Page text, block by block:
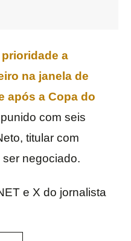
a
na janela de
após a Copa do
com seis
titular com
negociado.
e X do jornalista